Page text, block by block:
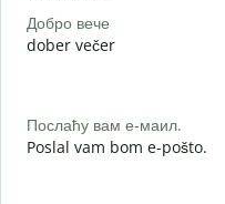
Добро вече
dober večer
Послаћу вам е-маил.
Poslal vam bom e-pošto.